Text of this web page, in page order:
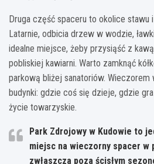
Druga część spaceru to okolice stawu
Latarnie, odbicia drzew w wodzie,
idealne miejsce, żeby przysiąść z
pobliskiej kawiarni. Warto zamknąć
parkową bliżej sanatoriów. Wieczorem
budynki: gdzie coś się dzieje, gdzie
życie towarzyskie.
Park Zdrojowy w Kudowie to
miejsc na wieczorny spacer w
zwłaszcza poza ścisłym